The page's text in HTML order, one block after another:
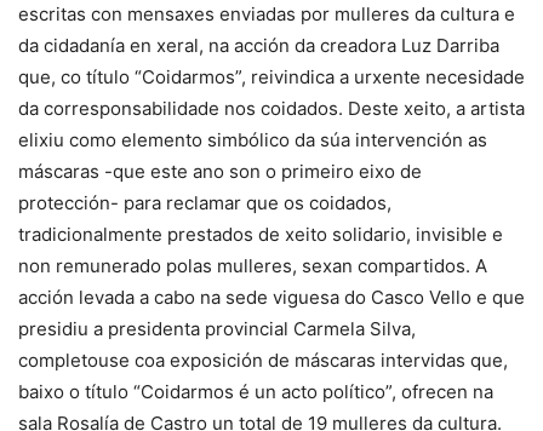
escritas con mensaxes enviadas por mulleres da cultura e
da cidadanía en xeral, na acción da creadora Luz Darriba
que, co título “Coidarmos”, reivindica a urxente necesidade
da corresponsabilidade nos coidados. Deste xeito, a artista
elixiu como elemento simbólico da súa intervención as
máscaras -que este ano son o primeiro eixo de
protección- para reclamar que os coidados,
tradicionalmente prestados de xeito solidario, invisible e
non remunerado polas mulleres, sexan compartidos. A
acción levada a cabo na sede viguesa do Casco Vello e que
presidiu a presidenta provincial Carmela Silva,
completouse coa exposición de máscaras intervidas que,
baixo o título “Coidarmos é un acto político”, ofrecen na
sala Rosalía de Castro un total de 19 mulleres da cultura.